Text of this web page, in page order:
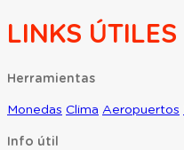
LINKS ÚTILES
Herramientas
Monedas Clima Aeropuertos
Info útil